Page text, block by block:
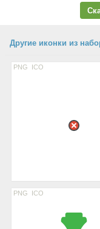
Другие иконки из
PNG ICO
PNG ICO